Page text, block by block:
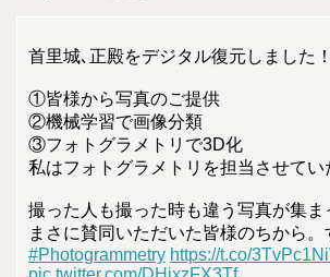
首里城､正殿をデジタル復元しました！
①皆様から写真のご提供
②機械学習で画像分類
③フォトグラメトリで3D化
私はフォトグラメトリを担当させてい
撮った人も撮った時も違う写真が集ま
まさに賛同いただいた皆様のちから。
#Photogrammetry https://t.co/